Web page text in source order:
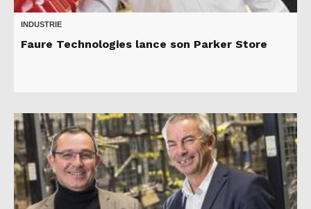
INDUSTRIE
Faure Technologies lance son Parker Store